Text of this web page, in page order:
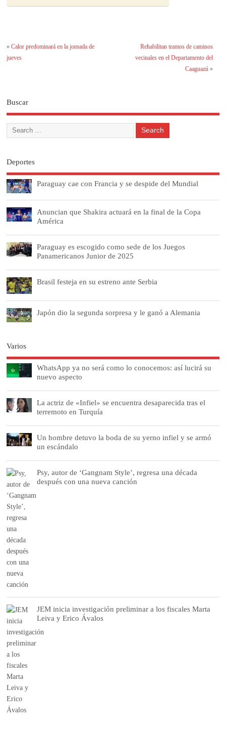
«Calor predominará en la jornada de
jueves
Rehabilitan tramos de caminos
vecinales en el Departamento del
Caaguazú»
Buscar
Deportes
Paraguay cae con Francia y se despide del Mundial
Anuncian que Shakira actuará en la final de la Copa
América
Paraguay es escogido como sede de los Juegos
Panamericanos Junior de 2025
Brasil festeja en su estreno ante Serbia
Japón dio la segunda sorpresa y le ganó a Alemania
Varios
WhatsApp ya no será como lo conocemos: así lucirá su
nuevo aspecto
La actriz de «Infiel» se encuentra desaparecida tras el
terremoto en Turquía
Un hombre detuvo la boda de su yerno infiel y se armó
un escándalo
Psy, autor de ‘Gangnam Style’, regresa una década
después con una nueva canción
JEM inicia investigación preliminar a los fiscales Marta
Leiva y Erico Ávalos